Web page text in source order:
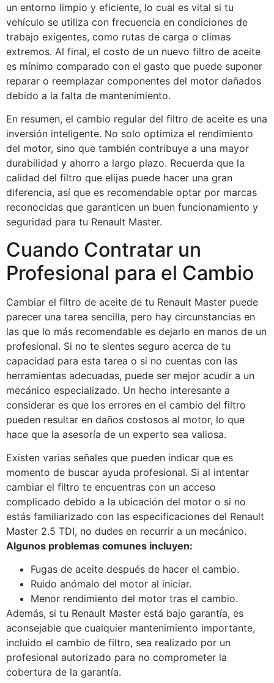
un entorno limpio y eficiente, lo cual es vital si tu
vehículo se utiliza con frecuencia en condiciones de
trabajo exigentes, como rutas de carga o climas
extremos. Al final, el costo de un nuevo filtro de aceite
es mínimo comparado con el gasto que puede suponer
reparar o reemplazar componentes del motor dañados
debido a la falta de mantenimiento.
En resumen, el cambio regular del filtro de aceite es una
inversión inteligente. No solo optimiza el rendimiento
del motor, sino que también contribuye a una mayor
durabilidad y ahorro a largo plazo. Recuerda que la
calidad del filtro que elijas puede hacer una gran
diferencia, así que es recomendable optar por marcas
reconocidas que garanticen un buen funcionamiento y
seguridad para tu Renault Master.
Cuando Contratar un
Profesional para el Cambio
Cambiar el filtro de aceite de tu Renault Master puede
parecer una tarea sencilla, pero hay circunstancias en
las que lo más recomendable es dejarlo en manos de un
profesional. Si no te sientes seguro acerca de tu
capacidad para esta tarea o si no cuentas con las
herramientas adecuadas, puede ser mejor acudir a un
mecánico especializado. Un hecho interesante a
considerar es que los errores en el cambio del filtro
pueden resultar en daños costosos al motor, lo que
hace que la asesoría de un experto sea valiosa.
Existen varias señales que pueden indicar que es
momento de buscar ayuda profesional. Si al intentar
cambiar el filtro te encuentras con un acceso
complicado debido a la ubicación del motor o si no
estás familiarizado con las especificaciones del Renault
Master 2.5 TDI, no dudes en recurrir a un mecánico.
Algunos problemas comunes incluyen:
Fugas de aceite después de hacer el cambio.
Ruido anómalo del motor al iniciar.
Menor rendimiento del motor tras el cambio.
Además, si tu Renault Master está bajo garantía, es
aconsejable que cualquier mantenimiento importante,
incluido el cambio de filtro, sea realizado por un
profesional autorizado para no comprometer la
cobertura de la garantía.